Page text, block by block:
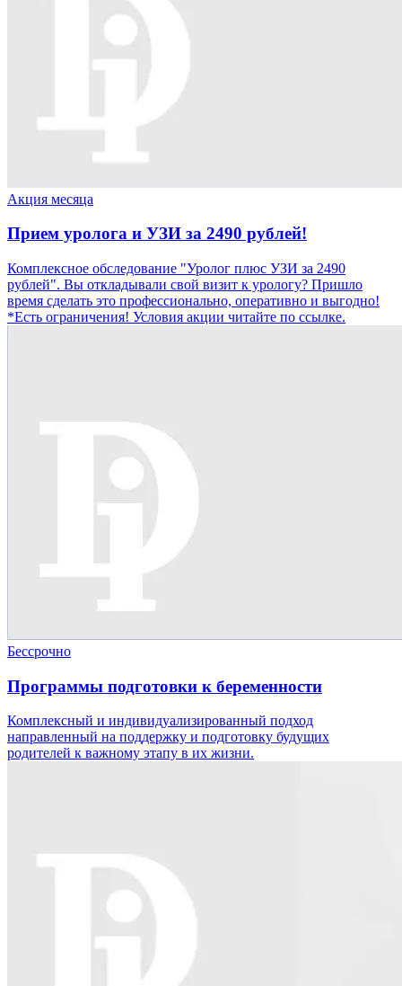
Акция месяца
Прием уролога и УЗИ за 2490 рублей!
Комплексное обследование "Уролог плюс УЗИ за 2490
рублей". Вы откладывали свой визит к урологу? Пришло
время сделать это профессионально, оперативно и выгодно!
*Есть ограничения! Условия акции читайте по ссылке.
Бессрочно
Программы подготовки к беременности
Комплексный и индивидуализированный подход
направленный на поддержку и подготовку будущих
родителей к важному этапу в их жизни.